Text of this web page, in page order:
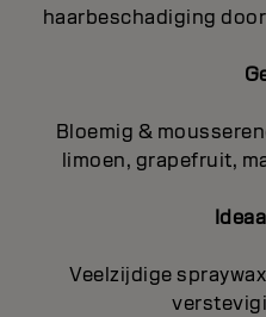
haarbeschadiging
Bloemig &
limoen, grapefruit,
Veelzijdige